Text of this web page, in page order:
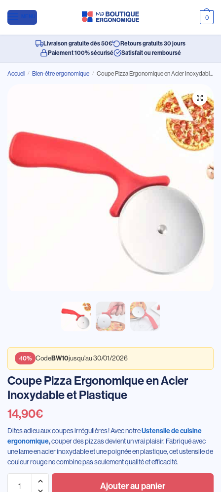
MENU 0
Livraison gratuite dès 50€
Retours gratuits 30 jours
Paiement 100% sécurisé
Satisfait ou remboursé
Accueil / Bien-être ergonomique / Coupe Pizza Ergonomique en Acier Inoxydable et Plastique
-10% CodeBW10jusqu'au 30/01/2026
Coupe Pizza Ergonomique en Acier
Inoxydable et Plastique
14,90€
Dites adieu aux coupes irrégulières ! Avec notreUstensile de cuisine
ergonomique,couper des pizzas devient un vrai plaisir. Fabriqué avec
une lame en acier inoxydable et une poignée en plastique, cet ustensile de
couleur rouge ne combine pas seulement qualité et efficacité.
Ajouter au panier